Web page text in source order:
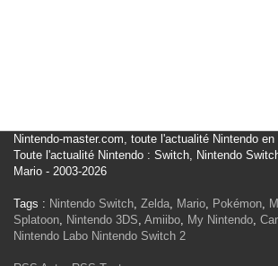
Nintendo-master.com, toute l'actualité Nintendo en
Toute l'actualité Nintendo : Switch, Nintendo
Mario - 2003-2026
Tags : Nintendo Switch, Zelda, Mario, Pokémon,
Splatoon, Nintendo 3DS, Amiibo, My Nintendo,
Nintendo Labo Nintendo Switch 2